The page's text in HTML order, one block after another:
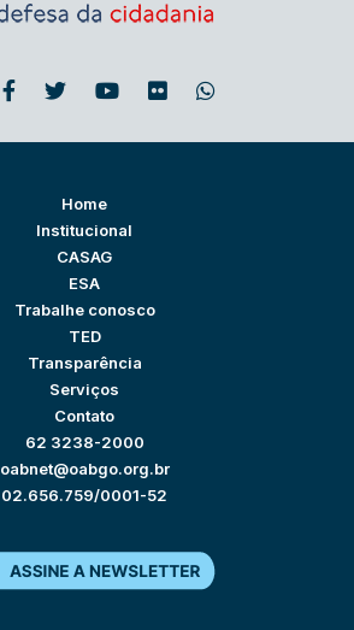
Home
Institucional
CASAG
ESA
Trabalhe conosco
TED
Transparência
Serviços
Contato
62 3238-2000
oabnet@oabgo.org.br
02.656.759/0001-52